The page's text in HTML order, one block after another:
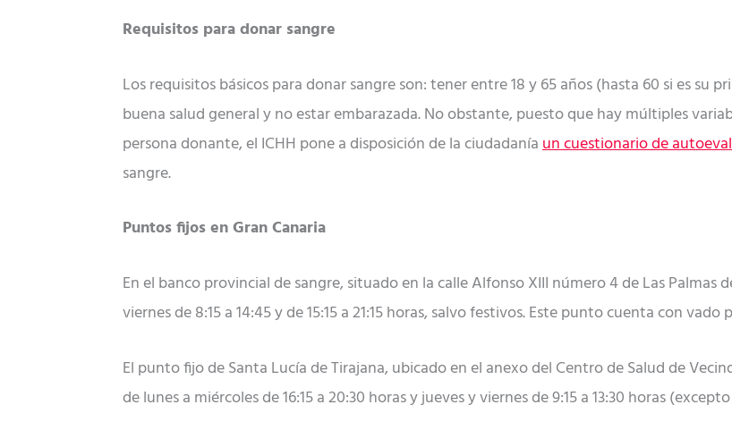
Requisitos para donar sangre
Los requisitos básicos para donar sangre son: tener entre 18 y 65 años (hasta 60 si es su
buena salud general y no estar embarazada. No obstante, puesto que hay múltiples
persona donante, el ICHH pone a disposición de la ciudadaníaun cuestionario de
sangre.
Puntos fijos en Gran Canaria
En el banco provincial de sangre, situado en la calle Alfonso XIII número 4 de Las Palmas
viernes de 8:15 a 14:45 y de 15:15 a 21:15 horas, salvo festivos. Este punto cuenta con vado
El punto fijo de Santa Lucía de Tirajana, ubicado en el anexo del Centro de Salud de
de lunes a miércoles de 16:15 a 20:30 horas y jueves y viernes de 9:15 a 13:30 horas